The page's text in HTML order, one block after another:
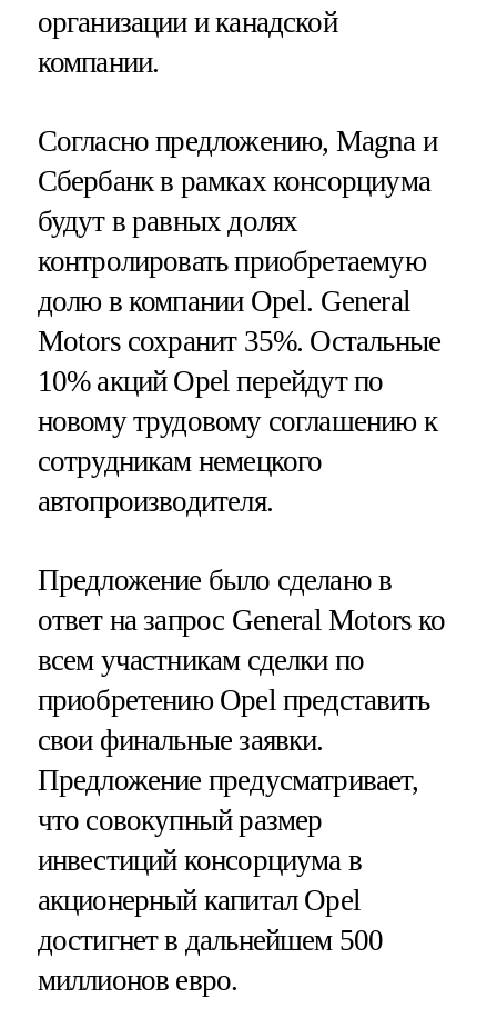
организации и канадской
компании.
Согласно предложению, Magna и
Сбербанк в рамках консорциума
будут в равных долях
контролировать приобретаемую
долю в компании Opel. General
Motors сохранит 35%. Остальные
10% акций Opel перейдут по
новому трудовому соглашению к
сотрудникам немецкого
автопроизводителя.
Предложение было сделано в
ответ на запрос General Motors ко
всем участникам сделки по
приобретению Opel представить
свои финальные заявки.
Предложение предусматривает,
что совокупный размер
инвестиций консорциума в
акционерный капитал Opel
достигнет в дальнейшем 500
миллионов евро.